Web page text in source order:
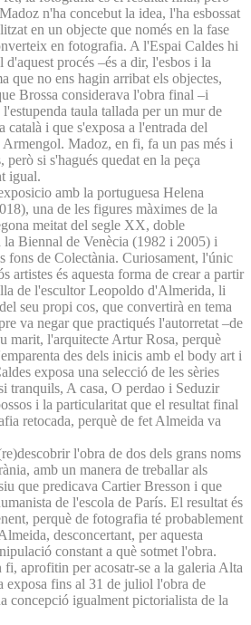
n'ha concebut la idea, l'ha esbossat
en un objecte que només en la fase
en fotografia. A l'Espai Caldes hi
procés –és a dir, l'esbos i la
que no ens hagin arribat els objectes,
Brossa considerava l'obra final –i
taula tallada per un mur de
i que s'exposa a l'entrada del
Madoz, en fi, fa un pas més i
però si s'hagués quedat en la peça
igual.
amb la portuguesa Helena
una de les figures màximes de la
meitat del segle XX, doble
la Biennal de Venècia (1982 i 2005) i
fons de Colectània. Curiosament, l'únic
artistes és aquesta forma de crear a partir
de l'escultor Leopoldo d'Almerida, li
seu propi cos, que convertirà en tema
va negar que practiqués l'autorretat –de
marit, l'arquitecte Artur Rosa, perquè
des dels inicis amb el body art i
exposa una selecció de les sèries
tranquils, A casa, O perdao i Seduzir
i la particularitat que el resultat final
retocada, perquè de fet Almeida va
l'obra de dos dels grans noms
amb un manera de treballar als
que predicava Cartier Bresson i que
de l'escola de París. El resultat és
perquè de fotografia té probablement
desconcertant, per aquesta
constant a què sotmet l'obra.
aprofitin per acosatr-se a la galeria Alta
exposa fins al 31 de juliol l'obra de
concepció igualment pictorialista de la